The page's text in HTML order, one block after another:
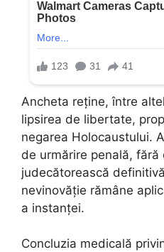
Ancheta reține, între
lipsirea de libertate,
negarea Holocaustului.
de urmărire penală, fără
judecătorească
nevinovăție rămâne
a instanței.
Concluzia medicală